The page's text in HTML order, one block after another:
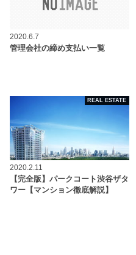
2020.6.7
管理会社の締め支払い一覧
REAL ESTATE
2020.2.11
【完全版】パークコート渋谷ザタ
ワー【マンション徹底解説】